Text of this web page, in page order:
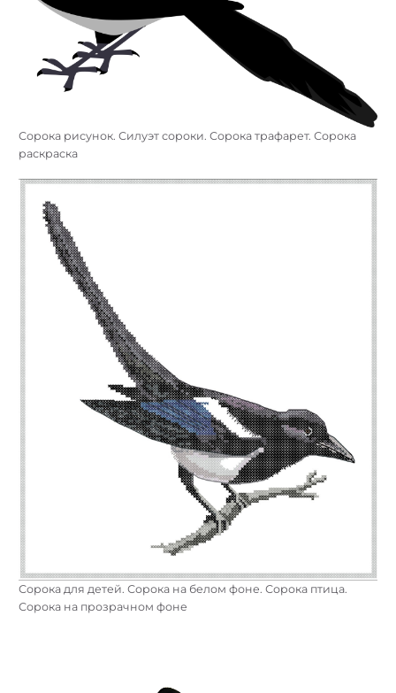
Сорока рисунок. Силуэт сороки. Сорока трафарет. Сорока
раскраска
Сорока для детей. Сорока на белом фоне. Сорока птица.
Сорока на прозрачном фоне